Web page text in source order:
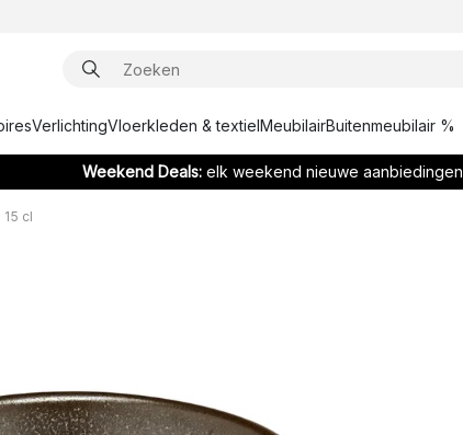
VerlichtingVloerkleden & textielMeubilairBuitenmeubilair %
Weekend Deals: elk weekend nieuwe aanbiedingen
cl